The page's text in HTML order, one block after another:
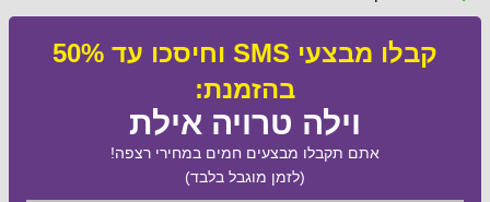
קבלו מבצעי SMS וחיסכו עד 50%
בהזמנת:
וילה טרויה אילת
אתם תקבלו מבצעים חמים במחירי רצפה!
(לזמן מוגבל בלבד)